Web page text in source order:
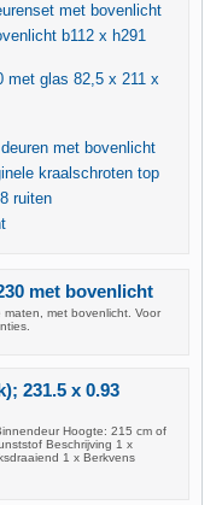
met bovenlicht
b112 x h291
met glas 82,5 x 211 x
met bovenlicht
kraalschroten top
ruiten
met bovenlicht
met bovenlicht. Voor
231.5 x 0.93
Hoogte: 215 cm of
Beschrijving 1 x
1 x Berkvens